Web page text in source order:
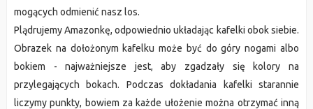
mogących odmienić nasz los.
Plądrujemy Amazonkę, odpowiednio układając kafelki obok siebie.
Obrazek na dołożonym kafelku może być do góry nogami albo
bokiem - najważniejsze jest, aby zgadzały się kolory na
przylegających bokach. Podczas dokładania kafelki starannie
liczymy punkty, bowiem za każde ułożenie można otrzymać inną